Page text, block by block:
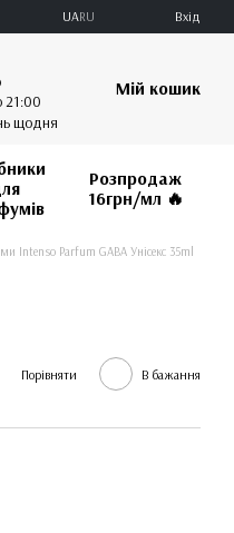
UARU Вхід
21:00
щодня
Мій кошик
Розпродаж
16грн/мл 🔥️️️️️️
Intenso Parfum GABA Унісекс 35ml
Порівняти В бажання